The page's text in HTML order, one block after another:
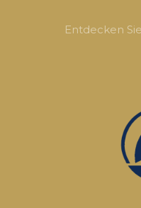
Entdecken